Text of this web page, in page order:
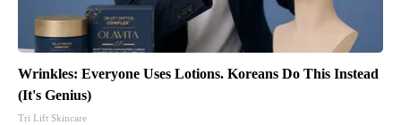
Wrinkles: Everyone Uses Lotions. Koreans Do This Instead
(It's Genius)
Tri Lift Skincare